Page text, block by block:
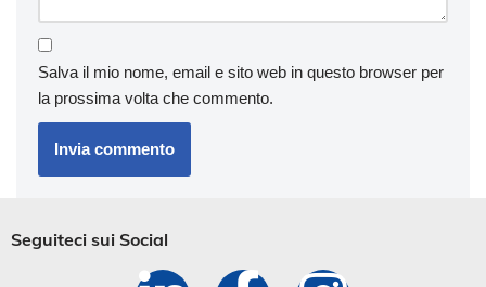
Salva il mio nome, email e sito web in questo browser per
la prossima volta che commento.
Seguiteci sui Social​